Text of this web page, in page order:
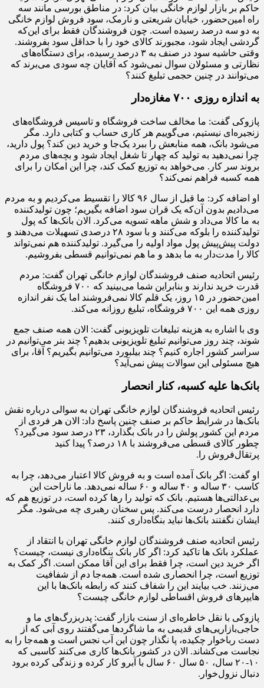
حاکم بر بازار لوازم خانگی بیان کرد: در مناطق بورسی مانند سه
راه امین‌حضور، خیابان شریعتی و نارمک، سود فروش لوازم خانگی
به دو سه درصد رسیده است. چون فروشندگان فقط برای این‌که
گردشی ایجاد شود، مجبورند کالای خود را با حداقل سود بفروشند.
وقتی حاشیه سود در صنف به ۳ درصد رسیده، برای دستگاه‌های
نظارتی و مسئولان سوال نمی‌شود که آقایان چه سودی می‌برند که
می‌توانند در چنین حجمی تبلیغ کنند؟
به اندازه روزی ۷۰۰ مغازه‌دار
پازوکی گفت: ما مخالف ساخت فروشگاه و تاسیس فروشگاه‌های
زنجیره‌ای نیستیم، می‌گوییم هر کاری حساب و کتابی دارد. مگر
می‌شود بانک، همه منابعش را ببرد یک‌جا و خرید دین کند؟ پول دارید،
چرا نمی‌دهید به تولید که چهار تا شغل ایجاد شود و بچه‌های مردم
بروند سر کار. می‌خواهد به توزیع کمک کند، چرا این امکان را برای
همه کسبه فراهم نمی‌کند؟
او اضافه کرد: ما قبل از سال ۹۶ کالا را تقسیط می‌کردیم و به مردم
می‌دادیم بدون آن‌که یک قران سود اضافه بگیریم؛ چون تولیدکننده
به ما کالا می‌داد و شش ماهه تسویه می‌کرد. الان بانک‌ها که پول
تولیدکننده را بلوکه می‌کنند و با سود ۲۸ درصدی تسهیلات می‌دهند و
دولت پیش‌پیش پول مواد اولیه را می‌گیرد. تولیدکننده هم نمی‌تواند
کالا را مدت‌دار به ما بدهد و ما هم نمی‌توانیم قسطی بفروشیم.
رئیس اتحادیه صنف فروشندگان لوازم خانگی تهران گفت: مردم
قدرت خرید ندارند و بنابراین شما می‌بینید که ۷۰۰ فروشگاه
امین‌حضور در ۱۵ روز، یک قلم کالا نمی‌فروشند اما یک نفر اندازه
روزی همه این ۷۰۰ فروشگاه، تبلیغ روزانه می‌کند.
وی با اشاره به هزینه تبلیغات تلویزیونی گفت: الان همه صنف جمع
شوند، چند روز می‌توانیم تبلیغ تلویزیونی بدهیم؟ چند بنر می‌توانیم در
سراسر کشور اجاره کنیم؟ چند بیلبورد می‌توانیم بگیریم؟ آقا، برای
هیچ مسئولی این سوالات پیش نمی‌آید؟
بانک‌ها علیه کسبه، کنار انحصار
رئیس اتحادیه فروشندگان لوازم خانگی تهران به سوالی درباره نقش
بانک‌ها در شرایط حاکم بر صنف چنین پاسخ داد: الان هر فردی از
مردم این کشور پولش را در بانک بگذارد، ۲۳ درصد سود می‌گیرد؟
چطور کالای قسطی می‌فروشند با ۱۸ درصد؟ پیدا کنید
پرتقال‌فروش را.
او گفت: اگر بانک آمده است و به فروش کالا اعتبار می‌دهد، چرا به
کاسب ۳۰ ساله و ۴۰ ساله و ۶۰ ساله نمی‌دهد. ما ناراحت این
بی‌عدالتی‌ها هستیم. بانک که تولید را رها کرده است، در توزیع هم که
دارد انحصار درست می‌کند. پس سخنان رهبری چه می‌شود. مگر
ایشان نگفتند بانک‌ها نباید بنگاه‌داری کنند.
رئیس اتحادیه صنف فروشندگان لوازم خانگی تهران با انتقاد از
عملکرد بانک ها تاکید کرد: اگر کار بانک بنگاه‌داری نیست، چیست؟
اگر خرید دین است، چرا فقط برای این آقا ممکن است. اگر کمک به
توزیع است، چرا انحصاری شده است. همه‌جا دم از شفافیت
می‌زنند. خب بیایند این را شفاف کنند که رابطه بانک‌ها با این
هایپرهای فروش اقساطی لوازم خانگی چیست؟
پازوکی با نقل خاطره‌ای از سنت بازار گفت: پدربزرگ‌های ما و
حاجی‌بازاریی‌های قدیمی به ما شاگردها می‌گفتند روی آبی که از
دست رباخوار چکیده، پا نگذار چون این آب نجس است و همه‌جا را به
نجاست می‌کشاند. الان در کشور بانک‌ها کاری می‌کنند کاسبی که
۱۰-۲۰ سال، ۵۰ سال ۶۰ سال با آبرو کار کرده و زندگی کرده برود
دنبال نزول‌خوار.